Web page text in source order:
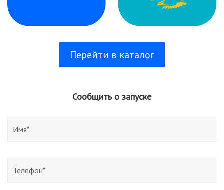
Перейти в каталог
Сообщить о запуске